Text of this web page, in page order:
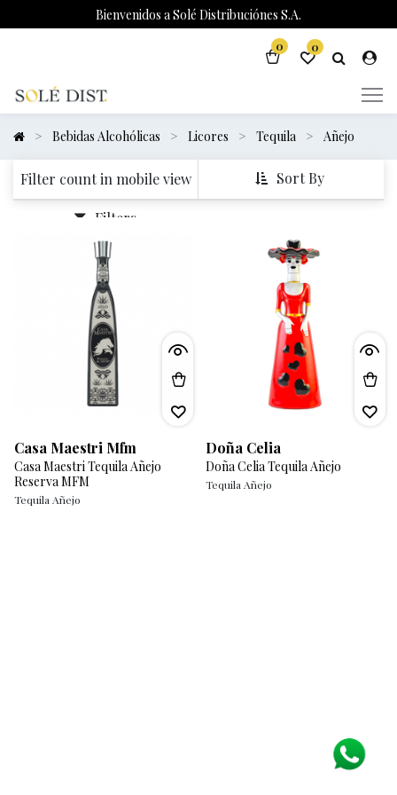
Bienvenidos a Solé Distribuciónes S.A.
0 0
Bebidas Alcohólicas Licores Tequila Añejo
Filter count in mobile view
Filters
Sort By
Casa Maestri Mfm
Casa Maestri Tequila Añejo
Reserva MFM
Tequila Añejo
Doña Celia
Doña Celia Tequila Añejo
Tequila Añejo